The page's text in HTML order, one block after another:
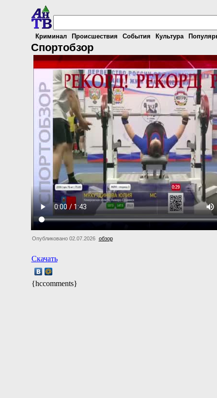
Криминал Происшествия События Культура
Спортобзор
Опубликовано 02.07.2026 обзор
Скачать
{hccomments}